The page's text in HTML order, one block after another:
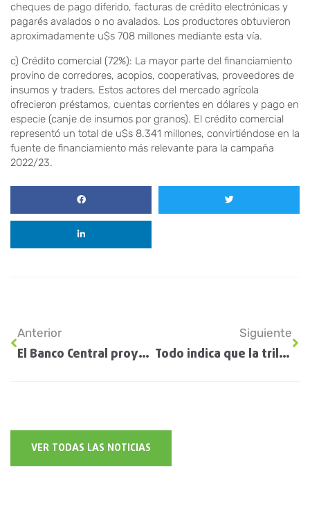
cheques de pago diferido, facturas de crédito electrónicas y
pagarés avalados o no avalados. Los productores obtuvieron
aproximadamente u$s 708 millones mediante esta vía.
c) Crédito comercial (72%): La mayor parte del financiamiento
provino de corredores, acopios, cooperativas, proveedores de
insumos y traders. Estos actores del mercado agrícola
ofrecieron préstamos, cuentas corrientes en dólares y pago en
especie (canje de insumos por granos). El crédito comercial
representó un total de u$s 8.341 millones, convirtiéndose en la
fuente de financiamiento más relevante para la campaña
2022/23.
Anterior
El Banco Central proyecta que el saldo comercial de la Argentina alcanzará un excedente de casi US$ 41.800 millones en 2030: qué pasará con el agro
Siguiente
Todo indica que la trilla del sorgo entrerriano caerá una tercera parte
VER TODAS LAS NOTICIAS